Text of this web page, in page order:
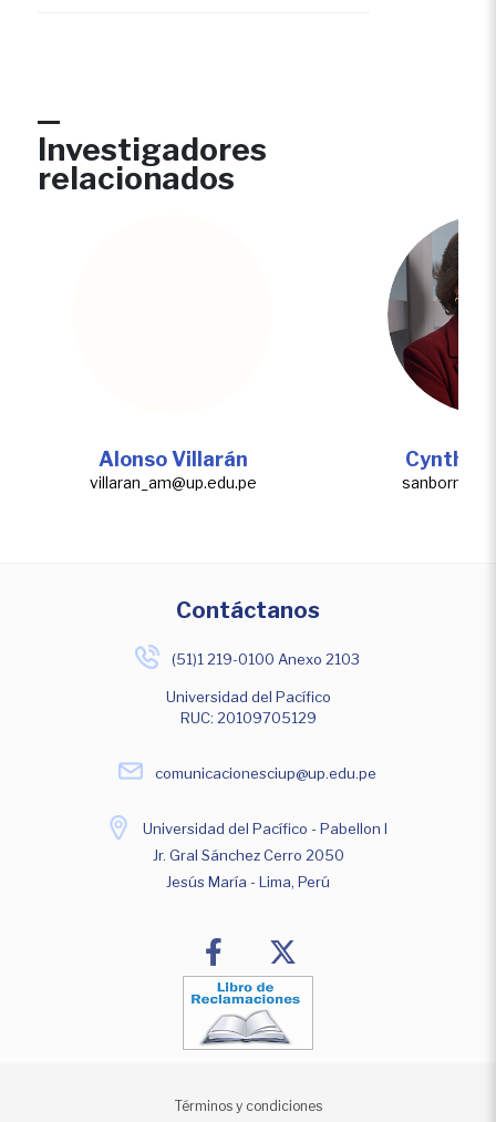
Investigadores
relacionados
Alonso Villarán
villaran_am@up.edu.pe
Cynthia
Contáctanos
(51)1 219-0100 Anexo 2103
Universidad del Pacífico
RUC: 20109705129
comunicacionesciup@up.edu.pe
Universidad del Pacífico - Pabellon I
Jr. Gral Sánchez Cerro 2050
Jesús María - Lima, Perú
Términos y condiciones